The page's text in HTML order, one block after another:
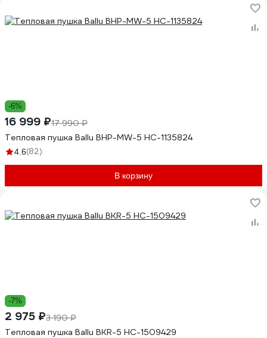
-6%
16 999 ₽17 990 ₽
Тепловая пушка Ballu BHP-MW-5 НС-1135824
4.6(82)
В корзину
-7%
2 975 ₽3 190 ₽
Тепловая пушка Ballu BKR-5 НС-1509429